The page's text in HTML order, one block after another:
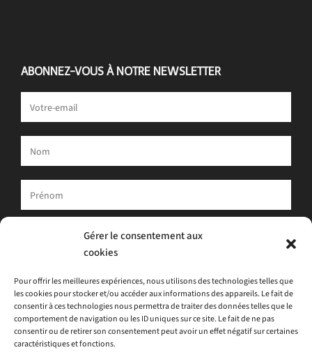
Gérer le consentement aux
cookies
Pour offrir les meilleures expériences, nous utilisons des technologies telles que
les cookies pour stocker et/ou accéder aux informations des appareils. Le fait de
consentir à ces technologies nous permettra de traiter des données telles que le
comportement de navigation ou les ID uniques sur ce site. Le fait de ne pas
consentir ou de retirer son consentement peut avoir un effet négatif sur certaines
caractéristiques et fonctions.
ABONNEZ-VOUS À NOTRE NEWSLETTER
Votre adresse e-mail est uniquement utilisée pour vous envoyer
notre newsletter et des informations sur les activités d'ATLAS.
la newsletter.
J'acceptela politique de confidentialité